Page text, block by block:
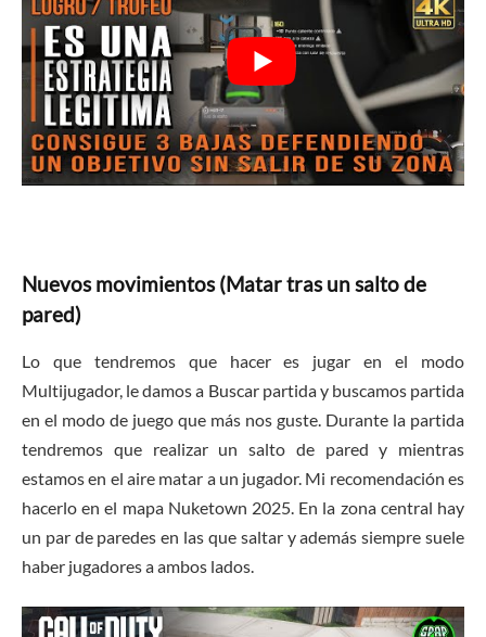
Nuevos movimientos (Matar tras un salto de
pared)
Lo que tendremos que hacer es jugar en el modo
Multijugador, le damos a Buscar partida y buscamos partida
en el modo de juego que más nos guste. Durante la partida
tendremos que realizar un salto de pared y mientras
estamos en el aire matar a un jugador. Mi recomendación es
hacerlo en el mapa Nuketown 2025. En la zona central hay
un par de paredes en las que saltar y además siempre suele
haber jugadores a ambos lados.